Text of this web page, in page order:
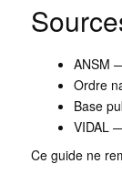
ANSM
Ordre
Base
VIDAL
Ce guide ne